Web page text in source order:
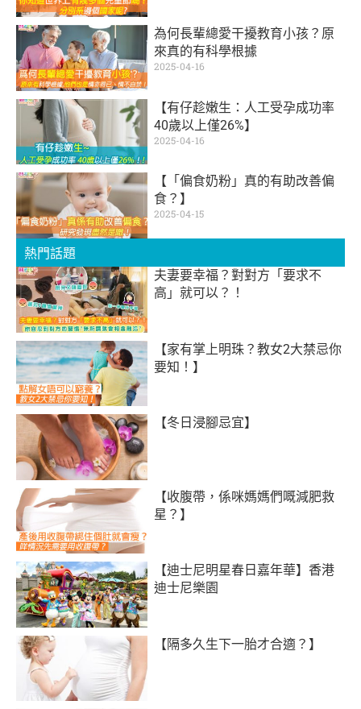
為何長輩總愛干擾教育小孩？原
來真的有科學根據
2025-04-16
【有仔趁嫩生：人工受孕成功率
40歲以上僅26%】
2025-04-16
【「偏食奶粉」真的有助改善偏
食？】
2025-04-15
熱門話題
夫妻要幸福？對對方「要求不
高」就可以？！
【家有掌上明珠？教女2大禁忌你
要知！】
【冬日浸腳忌宜】
【收腹帶，係咪媽媽們嘅減肥救
星？】
【迪士尼明星春日嘉年華】香港
迪士尼樂園
【隔多久生下一胎才合適？】